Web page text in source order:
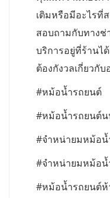
เติมหรือมีอะไรที่
สอบถามกับทางช่
บริการอยู่ที่ร้านไ
ต้องกังวลเกี่ยวกับ
#หม้อน้ำรถยนต์
#หม้อน้ำรถยนต์
#จำหน่ายมหม้อน้
#จำหน่ายมหม้อ
#หม้อน้ำรถยนต์